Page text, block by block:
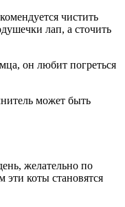
чистить
лап, а сточить
он любит погреться
может быть
желательно по
эти коты становятся